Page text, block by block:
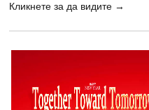
празнични поздрави и најдобри
Кликнете за да видите →